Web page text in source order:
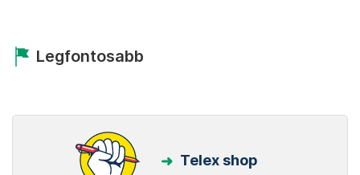
Legfontosabb
Telex shop